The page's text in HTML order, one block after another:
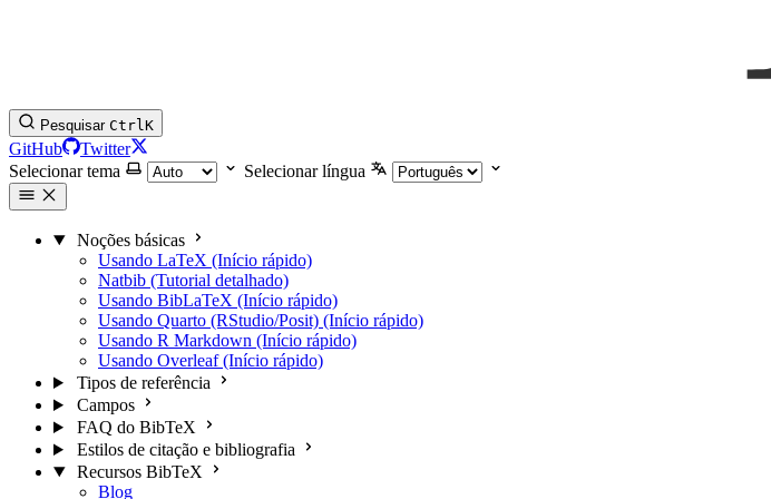
Pesquisar CtrlK
GitHub
Twitter
Selecionar tema
Selecionar língua
Noções básicas
Usando LaTeX (Início rápido)
Natbib (Tutorial detalhado)
Usando BibLaTeX (Início rápido)
Usando Quarto (RStudio/Posit) (Início rápido)
Usando R Markdown (Início rápido)
Usando Overleaf (Início rápido)
Tipos de referência
Campos
FAQ do BibTeX
Estilos de citação e bibliografia
Recursos BibTeX
Blog